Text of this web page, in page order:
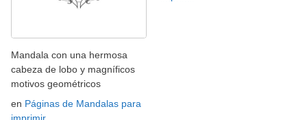
Mandala con una hermosa
cabeza de lobo y magníficos
motivos geométricos
en Páginas de Mandalas para